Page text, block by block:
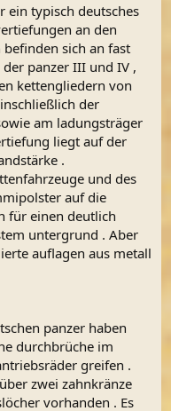
ein typisch deutsches
an den
sich an fast
panzer III und IV ,
kettengliedern von
der
am ladungsträger
liegt auf der
.
und des
auf die
für einen deutlich
untergrund . Aber
auflagen aus metall
panzer haben
durchbrüche im
greifen .
zwei zahnkränze
vorhanden . Es